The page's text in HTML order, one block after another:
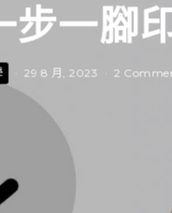
一腳
29 8 月, 2023 2